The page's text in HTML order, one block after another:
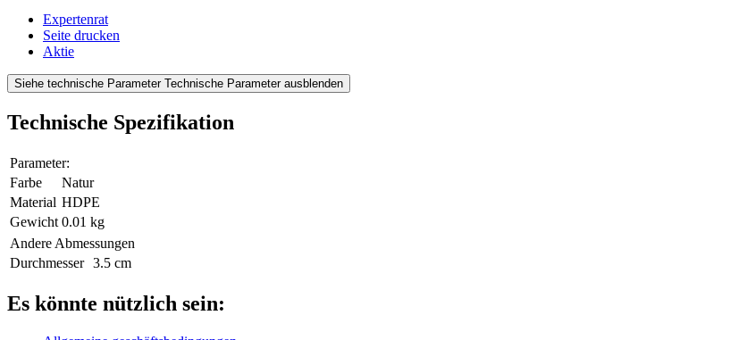
Expertenrat
Seite drucken
Aktie
Siehe technische Parameter Technische Parameter ausblenden
Technische Spezifikation
Parameter:
Farbe
Natur
Material HDPE
Gewicht 0.01 kg
Andere Abmessungen
Durchmesser 3.5 cm
Es könnte nützlich sein: